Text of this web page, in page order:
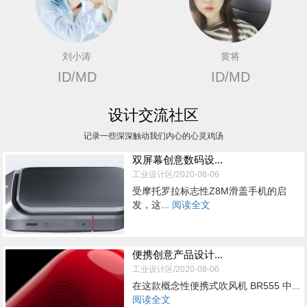
刘小涛
ID/MD
黄将
ID/MD
设计交流社区
记录一些深深触动我们内心的心灵鸡汤
双屏幕创意数码设...
工业设计区/2020-08-06
受摩托罗拉标志性Z8M滑盖手机的启
发，这... 阅读全文
便携创意产品设计...
工业设计区/2020-08-06
在这款概念性便携式吹风机 BR555 中...
阅读全文